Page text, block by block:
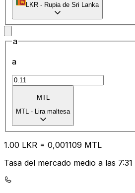
LKR - Rupia de Sri Lanka
a
a
MTL
MTL - Lira maltesa
1.00 LKR = 0,001109 MTL
Tasa del mercado medio a las